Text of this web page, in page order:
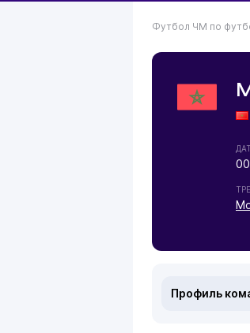
Футбол ЧМ по
Профиль